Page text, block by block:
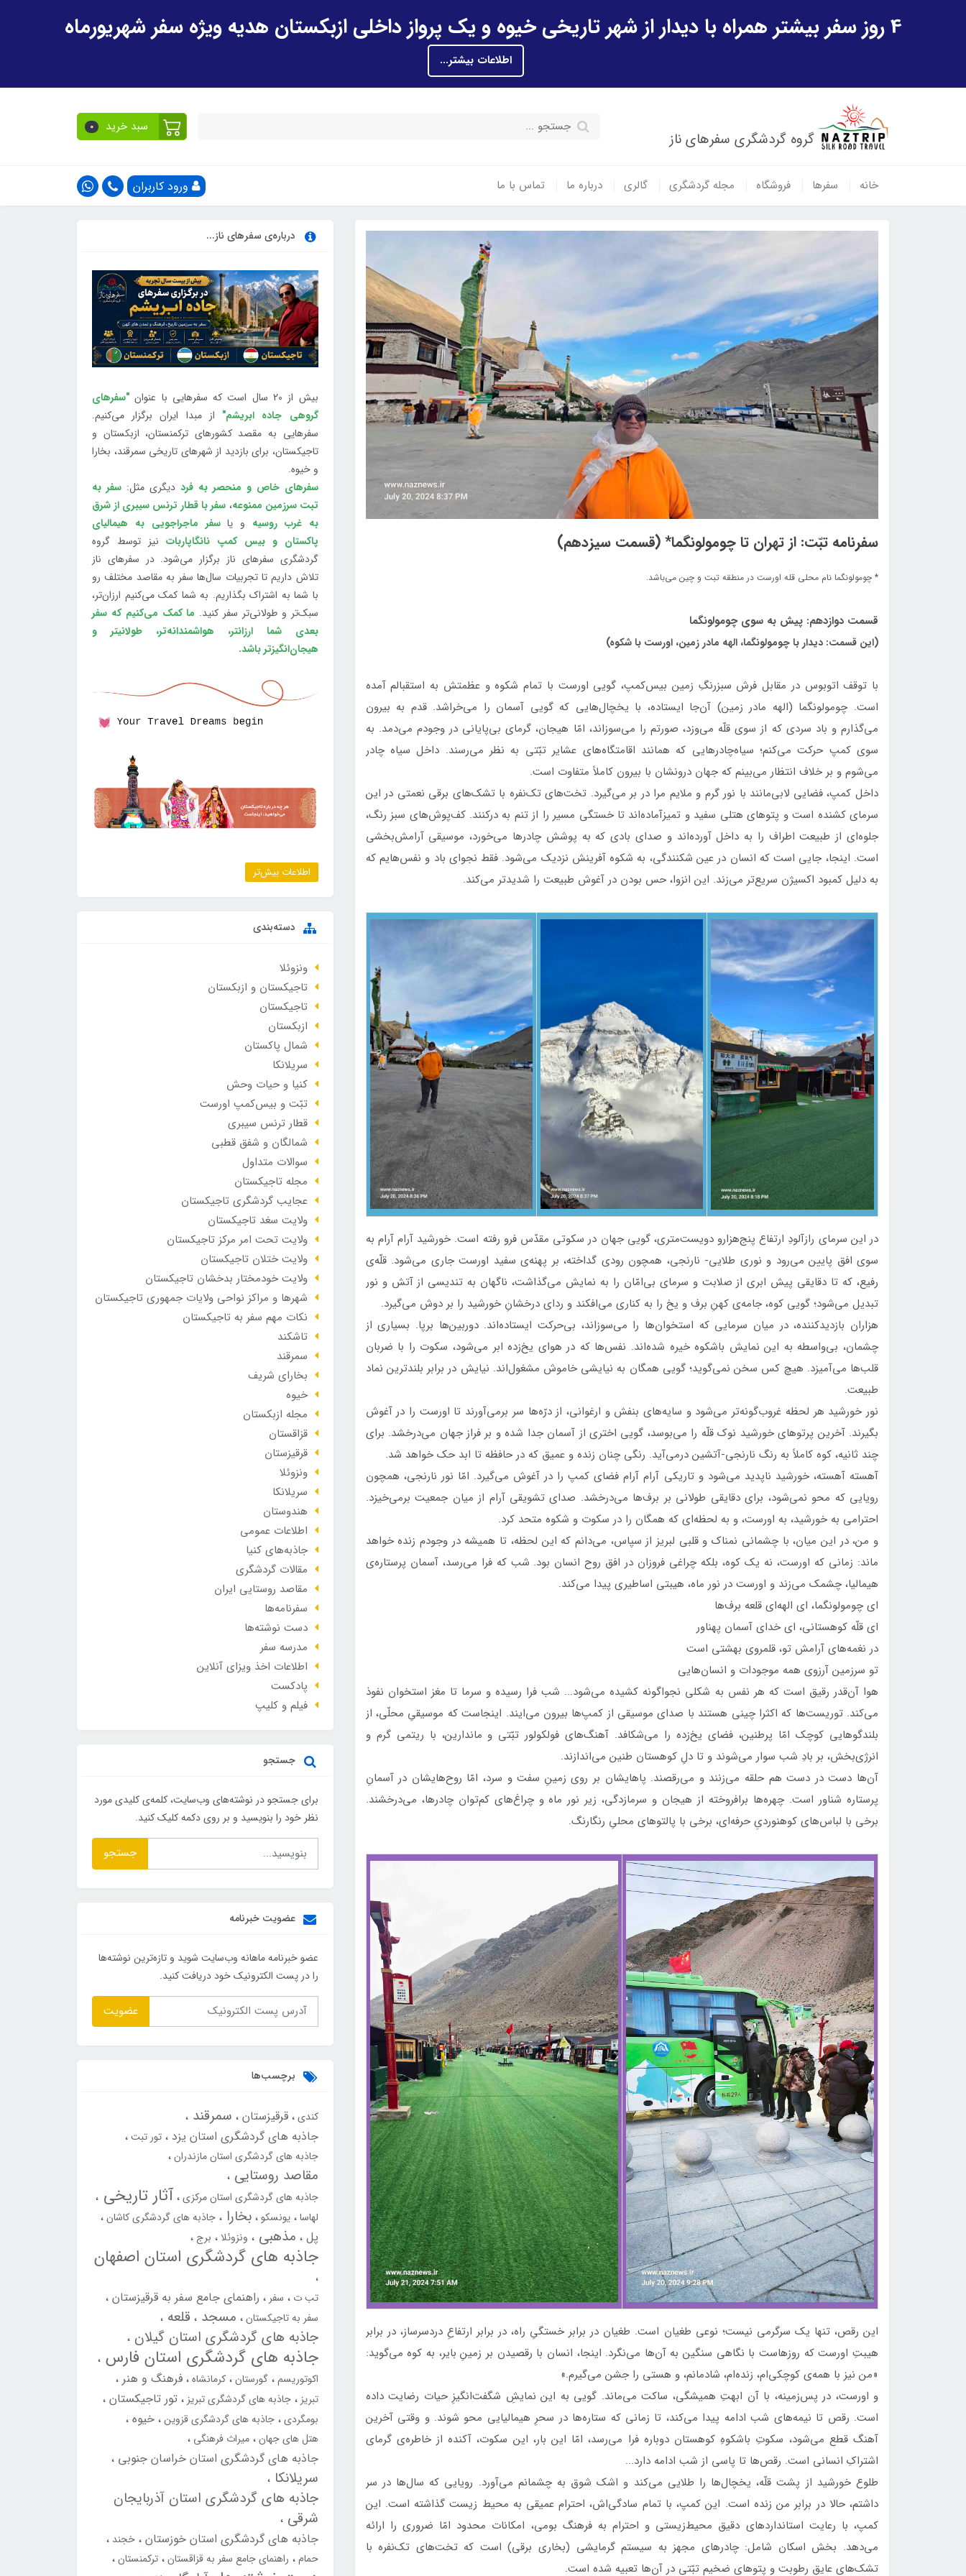
4 روز سفر بیشتر همراه با دیدار از شهر تاریخی خیوه و یک پرواز داخلی ازبکستان هدیه ویژه سفر شهریورماه
اطلاعات بیشتر...
گروه گردشگری سفرهای ناز
سبد خرید 0
خانه سفرها فروشگاه مجله گردشگری گالری درباره ما تماس با ما ورود کاربران
سفرنامه تبّت: از تهران تا چومولونگما* (قسمت سیزدهم)
* چومولونگما نام محلی قله اورست در منطقه تبت و چین می‌باشد.
قسمت دوازدهم: پیش به سوی چومولونگما
(این قسمت: دیدار با چومولونگما، الهه مادر زمین، اورست با شکوه)
با توقف اتوبوس در مقابل فرش سبزرنگِ زمین بیس‌کمپ، گویی اورست با تمام شکوه و عظمتش به استقبالم آمده
است. چومولونگما (الهه مادر زمین) آن‌جا ایستاده، با یخچال‌هایی که گویی آسمان را می‌خراشد. قدم به بیرون
می‌گذارم و باد سردی که از سوی قلّه می‌وزد، صورتم را می‌سوزاند، امّا هیجان، گرمای بی‌پایانی در وجودم می‌دمد. به
سوی کمپ حرکت می‌کنم؛ سیاه‌چادرهایی که همانند اقامتگاه‌های عشایر تبّتی به نظر می‌رسند. داخل سیاه چادر
می‌شوم و بر خلاف انتظار می‌بینم که جهان درونشان با بیرون کاملاً متفاوت است.
داخل کمپ، فضایی لابی‌مانند با نور گرم و ملایم مرا در بر می‌گیرد. تخت‌های تک‌نفره با تشک‌های برقی نعمتی در این
سرمای کشنده است و پتوهای هتلی سفید و تمیزآماده‌اند تا خستگی مسیر را از تنم به درکنند. کف‌پوش‌های سبز رنگ،
جلوه‌ای از طبیعت اطراف را به داخل آورده‌اند و صدای بادی که به پوشش چادرها می‌خورد، موسیقی آرامش‌بخشی
است. اینجا، جایی است که انسان در عین شکنندگی، به شکوه آفرینش نزدیک می‌شود. فقط نجوای باد و نفس‌هایم که
به دلیل کمبود اکسیژن سریع‌تر می‌زند. این انزوا، حس بودن در آغوش طبیعت را شدیدتر می‌کند.
در این سرمای رازآلودِ ارتفاع پنج‌هزارو دویست‌متری، گویی جهان در سکوتی مقدّس فرو رفته است. خورشید آرام آرام به
سوی افق پایین می‌رود و نوری طلایی- نارنجی، همچون رودی گداخته، بر پهنه‌ی سفید اورست جاری می‌شود. قلّه‌ی
رفیع، که تا دقایقی پیش ابری از صلابت و سرمای بی‌امّان را به نمایش می‌گذاشت، ناگهان به تندیسی از آتش و نور
تبدیل می‌شود؛ گویی کوه، جامه‌ی کهنِ برف و یخ را به کناری می‌افکند و ردای درخشانِ خورشید را بر دوش می‌گیرد.
هزاران بازدیدکننده، در میان سرمایی که استخوان‌ها را می‌سوزاند، بی‌حرکت ایستاده‌اند. دوربین‌ها برپا. بسیاری از
چشمان، بی‌واسطه به این نمایش باشکوه خیره شده‌اند. نفس‌ها که در هوای یخ‌زده ابر می‌شود، سکوت را با ضربان
قلب‌ها می‌آمیزد. هیچ کس سخن نمی‌گوید؛ گویی همگان به نیایشی خاموش مشغول‌اند. نیایش در برابر بلندترین نماد
طبیعت.
نور خورشید هر لحظه غروب‌گونه‌تر می‌شود و سایه‌های بنفش و ارغوانی، از درّه‌ها سر برمی‌آورند تا اورست را در آغوش
بگیرند. آخرین پرتوهای خورشید نوک قلّه را می‌بوسد، گویی اختری از آسمان جدا شده و بر فراز جهان می‌درخشد. برای
چند ثانیه، کوه کاملاً به رنگ نارنجی-آتشین درمی‌آید. رنگی چنان زنده و عمیق که در حافظه تا ابد حک خواهد شد.
آهسته آهسته، خورشید ناپدید می‌شود و تاریکی آرام آرام فضای کمپ را در آغوش می‌گیرد. امّا نور نارنجی، همچون
رویایی که محو نمی‌شود، برای دقایقی طولانی بر برف‌ها می‌درخشد. صدای تشویقی آرام از میان جمعیت برمی‌خیزد.
احترامی به خورشید، به اورست، و به لحظه‌ای که همگان را در سکوت و شکوه متحد کرد.
و من، در این میان، با چشمانی نمناک و قلبی لبریز از سپاس، می‌دانم که این لحظه، تا همیشه در وجودم زنده خواهد
ماند: زمانی که اورست، نه یک کوه، بلکه چراغی فروزان در افق روح انسان بود. شب که فرا می‌رسد، آسمان پرستاره‌ی
هیمالیا، چشمک می‌زند و اورست در نور ماه، هیبتی اساطیری پیدا می‌کند.
ای چومولونگما، ای الهه‌ای قلعه برف‌ها
ای قلّه کوهستانی، ای خدای آسمان پهناور
در نغمه‌های آرامش تو، قلمروی بهشتی است
تو سرزمین آرزوی همه موجودات و انسان‌هایی
هوا آن‌قدر رقیق است که هر نفس به شکلی نجواگونه کشیده می‌شود... شب فرا رسیده و سرما تا مغز استخوان نفوذ
می‌کند. توریست‌ها که اکثرا چینی هستند با صدای موسیقی از کمپ‌ها بیرون می‌ایند. اینجاست که موسیقیِ محلّی، از
بلندگوهایی کوچک امّا پرطنین، فضای یخ‌زده را می‌شکافد. آهنگ‌های فولکولور تبّتی و ماندارین، با ریتمی گرم و
انرژی‌بخش، بر بادِ شب سوار می‌شوند و تا دلِ کوهستان طنین می‌اندازند.
آن‌ها دست در دست هم حلقه می‌زنند و می‌رقصند. پاهایشان بر روی زمینِ سفت و سرد، امّا روح‌هایشان در آسمانِ
پرستاره شناور است. چهره‌ها برافروخته از هیجان و سرمازدگی، زیر نور ماه و چراغ‌های کم‌توان چادرها، می‌درخشند.
برخی با لباس‌های کوهنوردیِ حرفه‌ای، برخی با پالتوهای محلیِ رنگارنگ.
این رقص، تنها یک سرگرمی نیست؛ نوعی طغیان است. طغیان در برابر خستگیِ راه، در برابر ارتفاعِ دردسرساز، در برابر
هیبتِ اورست که روزهاست با نگاهی سنگین به آن‌ها می‌نگرد. اینجا، انسان با رقصیدن بر زمینِ بایر، به کوه می‌گوید:
«من نیز با همه‌ی کوچکی‌ام، زنده‌ام، شادمانم، و هستی را جشن می‌گیرم.»
و اورست، در پس‌زمینه، با آن ابهتِ همیشگی، ساکت می‌ماند. گویی به این نمایشِ شگفت‌انگیزِ حیات رضایت داده
است. رقص تا نیمه‌های شب ادامه پیدا می‌کند، تا زمانی که ستاره‌ها در سحرِ هیمالیایی محو شوند. و وقتی آخرین
آهنگ قطع می‌شود، سکوتِ باشکوهِ کوهستان دوباره فرا می‌رسد، امّا این بار، این سکوت، آکنده از خاطره‌ی گرمای
اشتراکِ انسانی است. رقص‌ها تا پاسی از شب ادامه دارد...
طلوع خورشید از پشت قلّه، یخچال‌ها را طلایی می‌کند و اشک شوق به چشمانم می‌آورد. رویایی که سال‌ها در سر
داشتم، حالا در برابر من زنده است. این کمپ، با تمام سادگی‌اش، احترام عمیقی به محیط زیست گذاشته است. این
کمپ، با رعایت استانداردهای دقیق محیط‌زیستی و احترام به فرهنگ بومی، امکانات محدود امّا ضروری را ارائه
می‌دهد. بخش اسکان شامل: چادرهای مجهز به سیستم گرمایشی (بخاری برقی) است که تخت‌های تک‌نفره با
تشک‌های عایق رطوبت و پتوهای ضخیم تبّتی در آن‌ها تعبیه شده است.
درباره‌ی سفرهای ناز...
بیش از 20 سال است که سفرهایی با عنوان
"سفرهای
گروهی جاده ابریشم" از مبدا ایران برگزار می‌کنیم.
سفرهایی به مقصد کشورهای ترکمنستان، ازبکستان و
تاجیکستان، برای بازدید از شهرهای تاریخی سمرقند، بخارا
و خیوه.
سفرهای خاص و منحصر به فرددیگری مثل:سفر به
تبت سرزمین ممنوعه، سفر با قطار ترنس سیبری از شرق
به غرب روسیه و یاسفر ماجراجویی به هیمالیای
پاکستان و بیس کمپ نانگاپاربات نیز توسط گروه
گردشگری سفرهای ناز برگزار می‌شود. در سفرهای ناز
تلاش داریم تا تجربیات سال‌ها سفر به مقاصد مختلف رو
با شما به اشتراک بگذاریم. به شما کمک می‌کنیم ارزان‌تر،
سبک‌تر و طولانی‌تر سفر کنید. ما کمک می‌کنیم که سفر
بعدی شما ارزانتر، هواشمندانه‌تر، طولانی‎تر و
هیجان‌انگیزتر باشد.
اطلاعات بیش‌تر
دسته‌بندی
ونزوئلا
تاجیکستان و ازبکستان
تاجیکستان
ازبکستان
شمال پاکستان
سریلانکا
کنیا و حیات وحش
تبّت و بیس‌کمپ اورست
قطار ترنس سیبری
شمالگان و شفق قطبی
سوالات متداول
مجله تاجیکستان
عجایب گردشگری تاجیکستان
ولایت سغد تاجیکستان
ولایت تحت امر مرکز تاجیکستان
ولایت ختلان تاجیکستان
ولایت خودمختار بدخشان تاجیکستان
شهرها و مراکز نواحی ولایات جمهوری تاجیکستان
نکات مهم سفر به تاجیکستان
تاشکند
سمرقند
بخارای شریف
خیوه
مجله ازبکستان
قزاقستان
قرقیزستان
ونزوئلا
سریلانکا
هندوستان
اطلاعات عمومی
جاذبه‌های کنیا
مقالات گردشگری
مقاصد روستایی ایران
سفرنامه‌ها
دست نوشته‌ها
مدرسه سفر
اطلاعات اخذ ویزای آنلاین
پادکست
فیلم و کلیپ
جستجو
برای جستجو در نوشته‌های وب‌سایت، کلمه‌ی کلیدی مورد
نظر خود را بنویسید و بر روی دکمه کلیک کنید.
جستجو
عضویت خبرنامه
عضو خبرنامه ماهانه وب‌سایت شوید و تازه‌ترین نوشته‌ها
را در پست الکترونیک خود دریافت کنید.
عضویت
برچسب‌ها
کندی قرقیزستان سمرقند
جاذبه های گردشگری استان یزد تور تبت
جاذبه های گردشگری استان مازندران
مقاصد روستایی
جاذبه های گردشگری استان مرکزی آثار تاریخی
لهاسا یونسکو بخارا جاذبه های گردشگری کاشان
پل مذهبی ونزوئلا برج
جاذبه های گردشگری استان اصفهان
تب ت سفر راهنمای جامع سفر به قرقیزستان
سفر به تاجیکستان مسجد قلعه
جاذبه های گردشگری استان گیلان
جاذبه های گردشگری استان فارس
اکوتوریسم گورستان کرمانشاه فرهنگ و هنر
تبریز جاذبه های گردشگری تبریز تور تاجیکستان
بومگردی جاذبه های گردشگری قزوین خیوه
هتل های جهان میراث فرهنگی
جاذبه های گردشگری استان خراسان جنوبی
سریلانکا
جاذبه های گردشگری استان آذربایجان
شرقی
جاذبه های گردشگری استان خوزستان خجند
حمام راهنمای جامع سفر به قزاقستان ترکمنستان